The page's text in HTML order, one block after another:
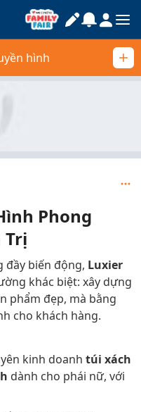
hình
Phong
Trị
biến động, Luxier
khác biệt: xây dựng
phẩm đẹp, mà bằng
cho khách hàng.
kinh doanh túi xách
dành cho phái nữ, với